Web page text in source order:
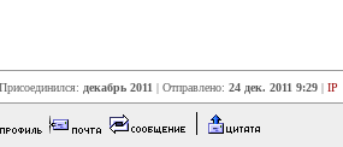
декабрь 2011 | Отправлено: 24 дек. 2011 9:29 | IP